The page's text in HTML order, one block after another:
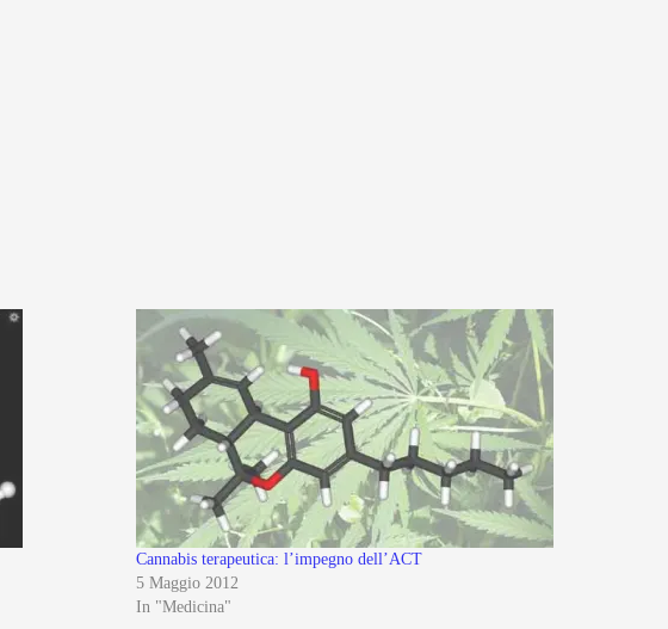
Cannabis terapeutica: l’impegno dell’ACT
5 Maggio 2012
In "Medicina"